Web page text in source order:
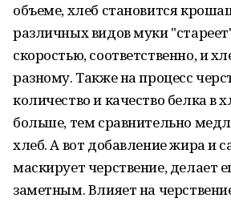
объеме, хлеб становится
различных видов муки
скоростью, соответственно, и
разному. Также на процесс
количество и качество белка в
больше, тем сравнительно
хлеб. А вот добавление жира и
маскирует черствение, делает
заметным. Влияет на